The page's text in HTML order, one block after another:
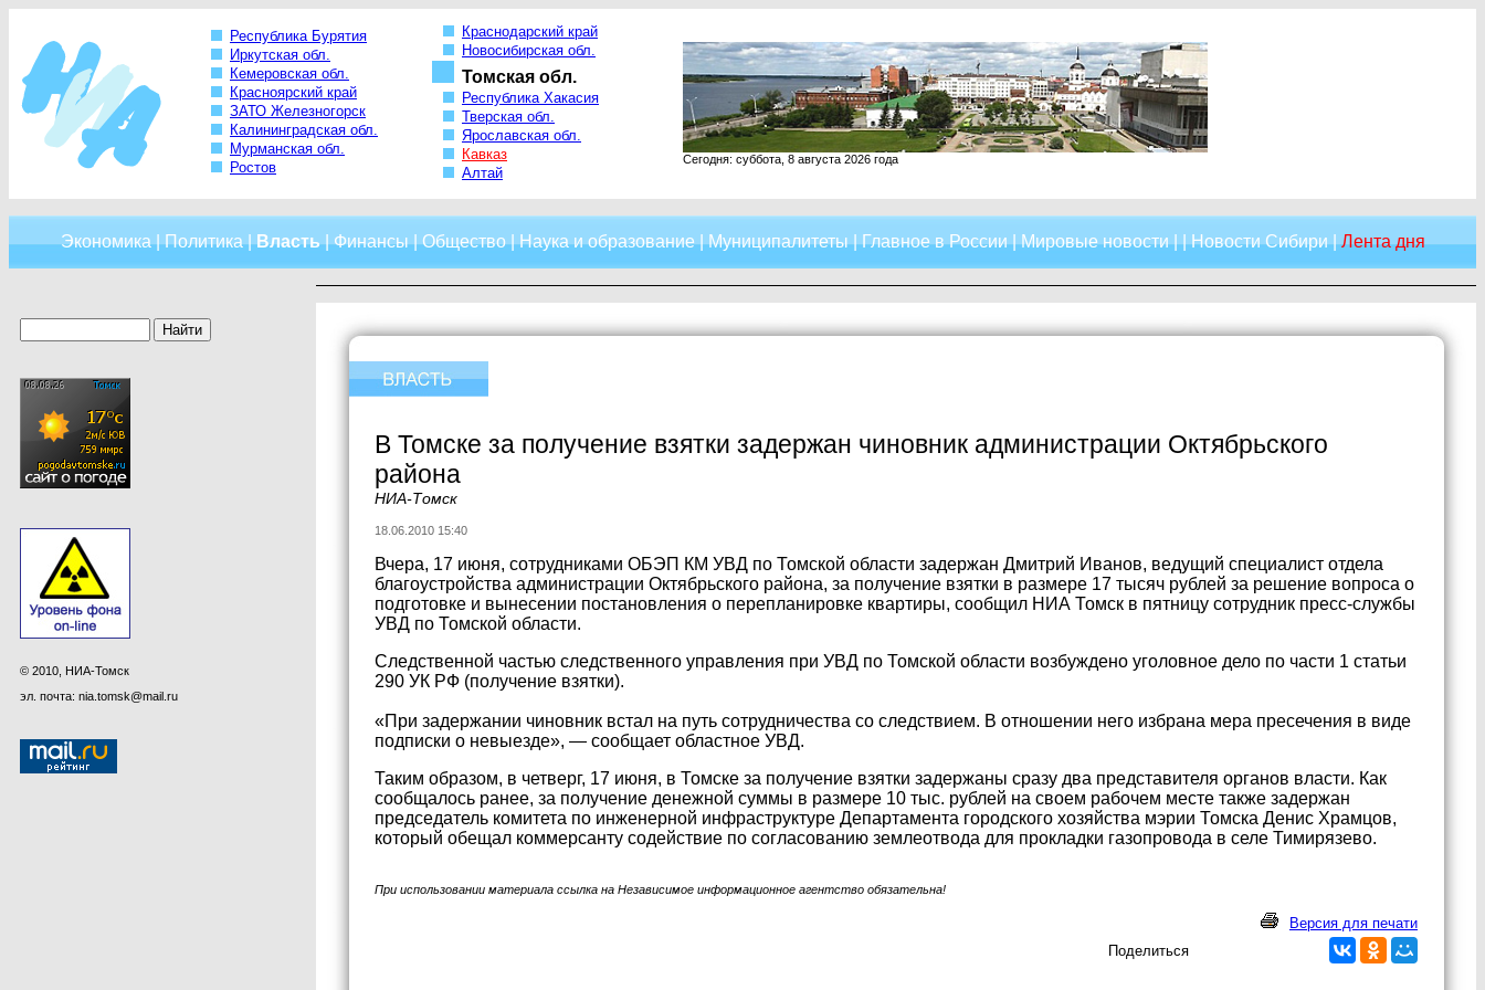
Республика Бурятия
Иркутская обл.
Кемеровская обл.
Красноярский край
ЗАТО Железногорск
Калининградская обл.
Мурманская обл.
Ростов
Краснодарский край
Новосибирская обл.
Томская обл.
Республика Хакасия
Тверская обл.
Ярославская обл.
Кавказ
Алтай
Сегодня: суббота, 8 августа 2026 года
Экономика|Политика|Власть|Финансы|Общество|Наука и образование|Муниципалитеты|Главное в России|Мировые новости| |Новости Сибири|Лента дня
© 2010, НИА-Томск
эл. почта: nia.tomsk@mail.ru
В Томске за получение взятки задержан чиновник администрации Октябрьского
района
НИА-Томск
18.06.2010 15:40
Вчера, 17 июня, сотрудниками ОБЭП КМ УВД по Томской области задержан Дмитрий Иванов, ведущий специалист отдела
благоустройства администрации Октябрьского района, за получение взятки в размере 17 тысяч рублей за решение вопроса о
подготовке и вынесении постановления о перепланировке квартиры, сообщил НИА Томск в пятницу сотрудник пресс-службы
УВД по Томской области.
Следственной частью следственного управления при УВД по Томской области возбуждено уголовное дело по части 1 статьи
290 УК РФ (получение взятки).
«При задержании чиновник встал на путь сотрудничества со следствием. В отношении него избрана мера пресечения в виде
подписки о невыезде», — сообщает областное УВД.
Таким образом, в четверг, 17 июня, в Томске за получение взятки задержаны сразу два представителя органов власти. Как
сообщалось ранее, за получение денежной суммы в размере 10 тыс. рублей на своем рабочем месте также задержан
председатель комитета по инженерной инфраструктуре Департамента городского хозяйства мэрии Томска Денис Храмцов,
который обещал коммерсанту содействие по согласованию землеотвода для прокладки газопровода в селе Тимирязево.
При использовании материала ссылка на Независимое информационное агентство обязательна!
Версия для печати
Поделиться